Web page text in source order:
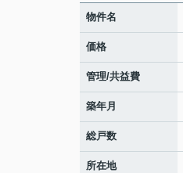
物件名
価格
管理/共益費
築年月
総戸数
所在地